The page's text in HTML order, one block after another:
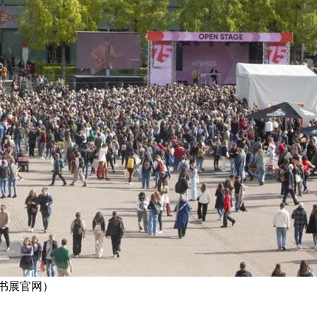
展官网）